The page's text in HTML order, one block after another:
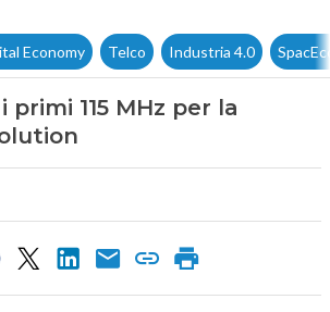
Economy Telco Industria 4.0
primi 115 MHz per la